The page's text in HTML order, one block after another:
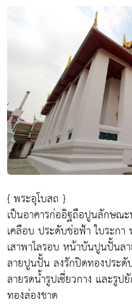
{ พระอุโบสถ }
เป็นอาคารก่ออิฐถือปูนลักษณะ
เคลือบ ประดับช่อฟ้า ใบระก
เสาพาไลรอบ หน้าบันปูนปั้นล
ลายปูนปั้น ลงรักปิดทองประดั
ลายรดน้ำรูปเซี่ยวกาง และรู
ทองล่องชาด